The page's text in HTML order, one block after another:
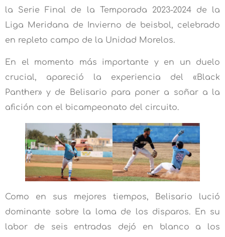
la Serie Final de la Temporada 2023-2024 de la
Liga Meridana de Invierno de beisbol, celebrado
en repleto campo de la Unidad Morelos.
En el momento más importante y en un duelo
crucial, apareció la experiencia del «Black
Panther» y de Belisario para poner a soñar a la
afición con el bicampeonato del circuito.
Como en sus mejores tiempos, Belisario lució
dominante sobre la loma de los disparos. En su
labor de seis entradas dejó en blanco a los